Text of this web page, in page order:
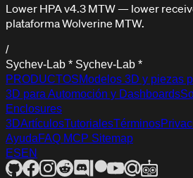
Centro de Ayuda
Soporte y asistencia
Lower HPA v4.3 MTW — lower
plataforma Wolverine MTW.
/
Sychev-Lab * Sychev-Lab *
PRODUCTOSModelos 3D y piezas
3D para Automoción y Dashboards
Enclosures
3DArtículosTutorialesTérminos
AyudaFAQ MCP Sitemap
ESEN